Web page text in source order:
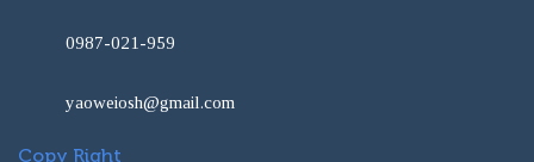
0987-021-959
yaoweiosh@gmail.com
Copy Right